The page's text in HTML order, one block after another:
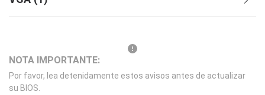
NOTA IMPORTANTE:
Por favor, lea detenidamente estos avisos antes de actualizar
su BIOS.